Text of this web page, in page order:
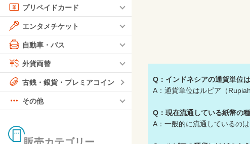
プリペイドカード
エンタメチケット
自動車・バス
外貨両替
古銭・銀貨・プレミアコイン
その他
Q：インドネシアの通貨単位
A：通貨単位はルピア（
Q：現在流通している紙幣の
A：一般的に流通しているの